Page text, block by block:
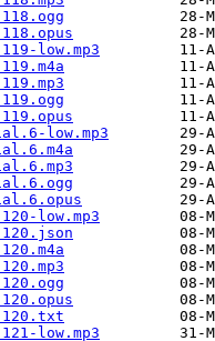
low.mp3
low.mp3
low.mp3
low.mp3